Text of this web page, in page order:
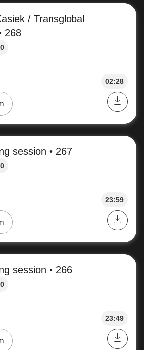
session • 269
/ Transglobal